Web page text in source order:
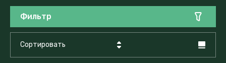
Фильтр
Сортировать